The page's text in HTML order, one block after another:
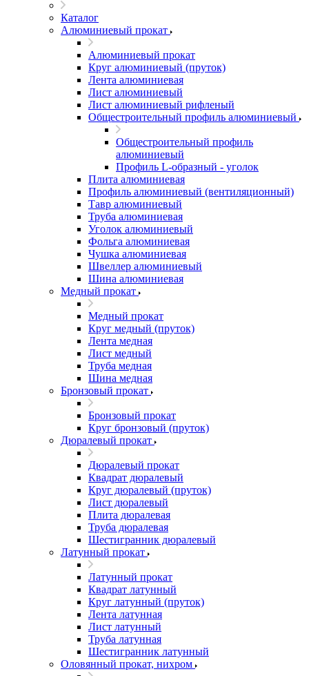
Каталог
Алюминиевый прокат
Алюминиевый прокат
Круг алюминиевый (пруток)
Лента алюминиевая
Лист алюминиевый
Лист алюминиевый рифленый
Общестроительный профиль алюминиевый
Общестроительный профиль
алюминиевый
Профиль L-образный - уголок
Плита алюминиевая
Профиль алюминиевый (вентиляционный)
Тавр алюминиевый
Труба алюминиевая
Уголок алюминиевый
Фольга алюминиевая
Чушка алюминиевая
Швеллер алюминиевый
Шина алюминиевая
Медный прокат
Медный прокат
Круг медный (пруток)
Лента медная
Лист медный
Труба медная
Шина медная
Бронзовый прокат
Бронзовый прокат
Круг бронзовый (пруток)
Дюралевый прокат
Дюралевый прокат
Квадрат дюралевый
Круг дюралевый (пруток)
Лист дюралевый
Плита дюралевая
Труба дюралевая
Шестигранник дюралевый
Латунный прокат
Латунный прокат
Квадрат латунный
Круг латунный (пруток)
Лента латунная
Лист латунный
Труба латунная
Шестигранник латунный
Оловянный прокат, нихром